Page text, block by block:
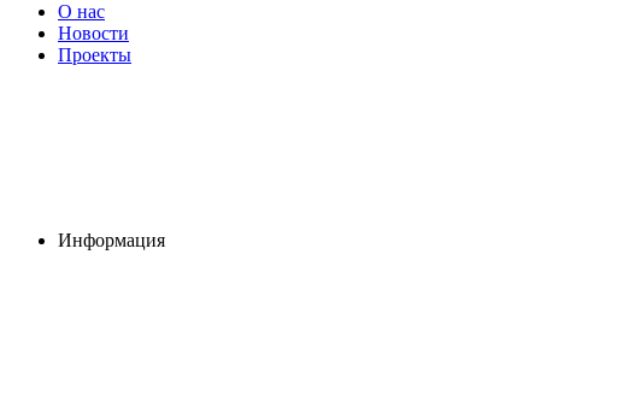
О нас
Новости
Проекты
Информация